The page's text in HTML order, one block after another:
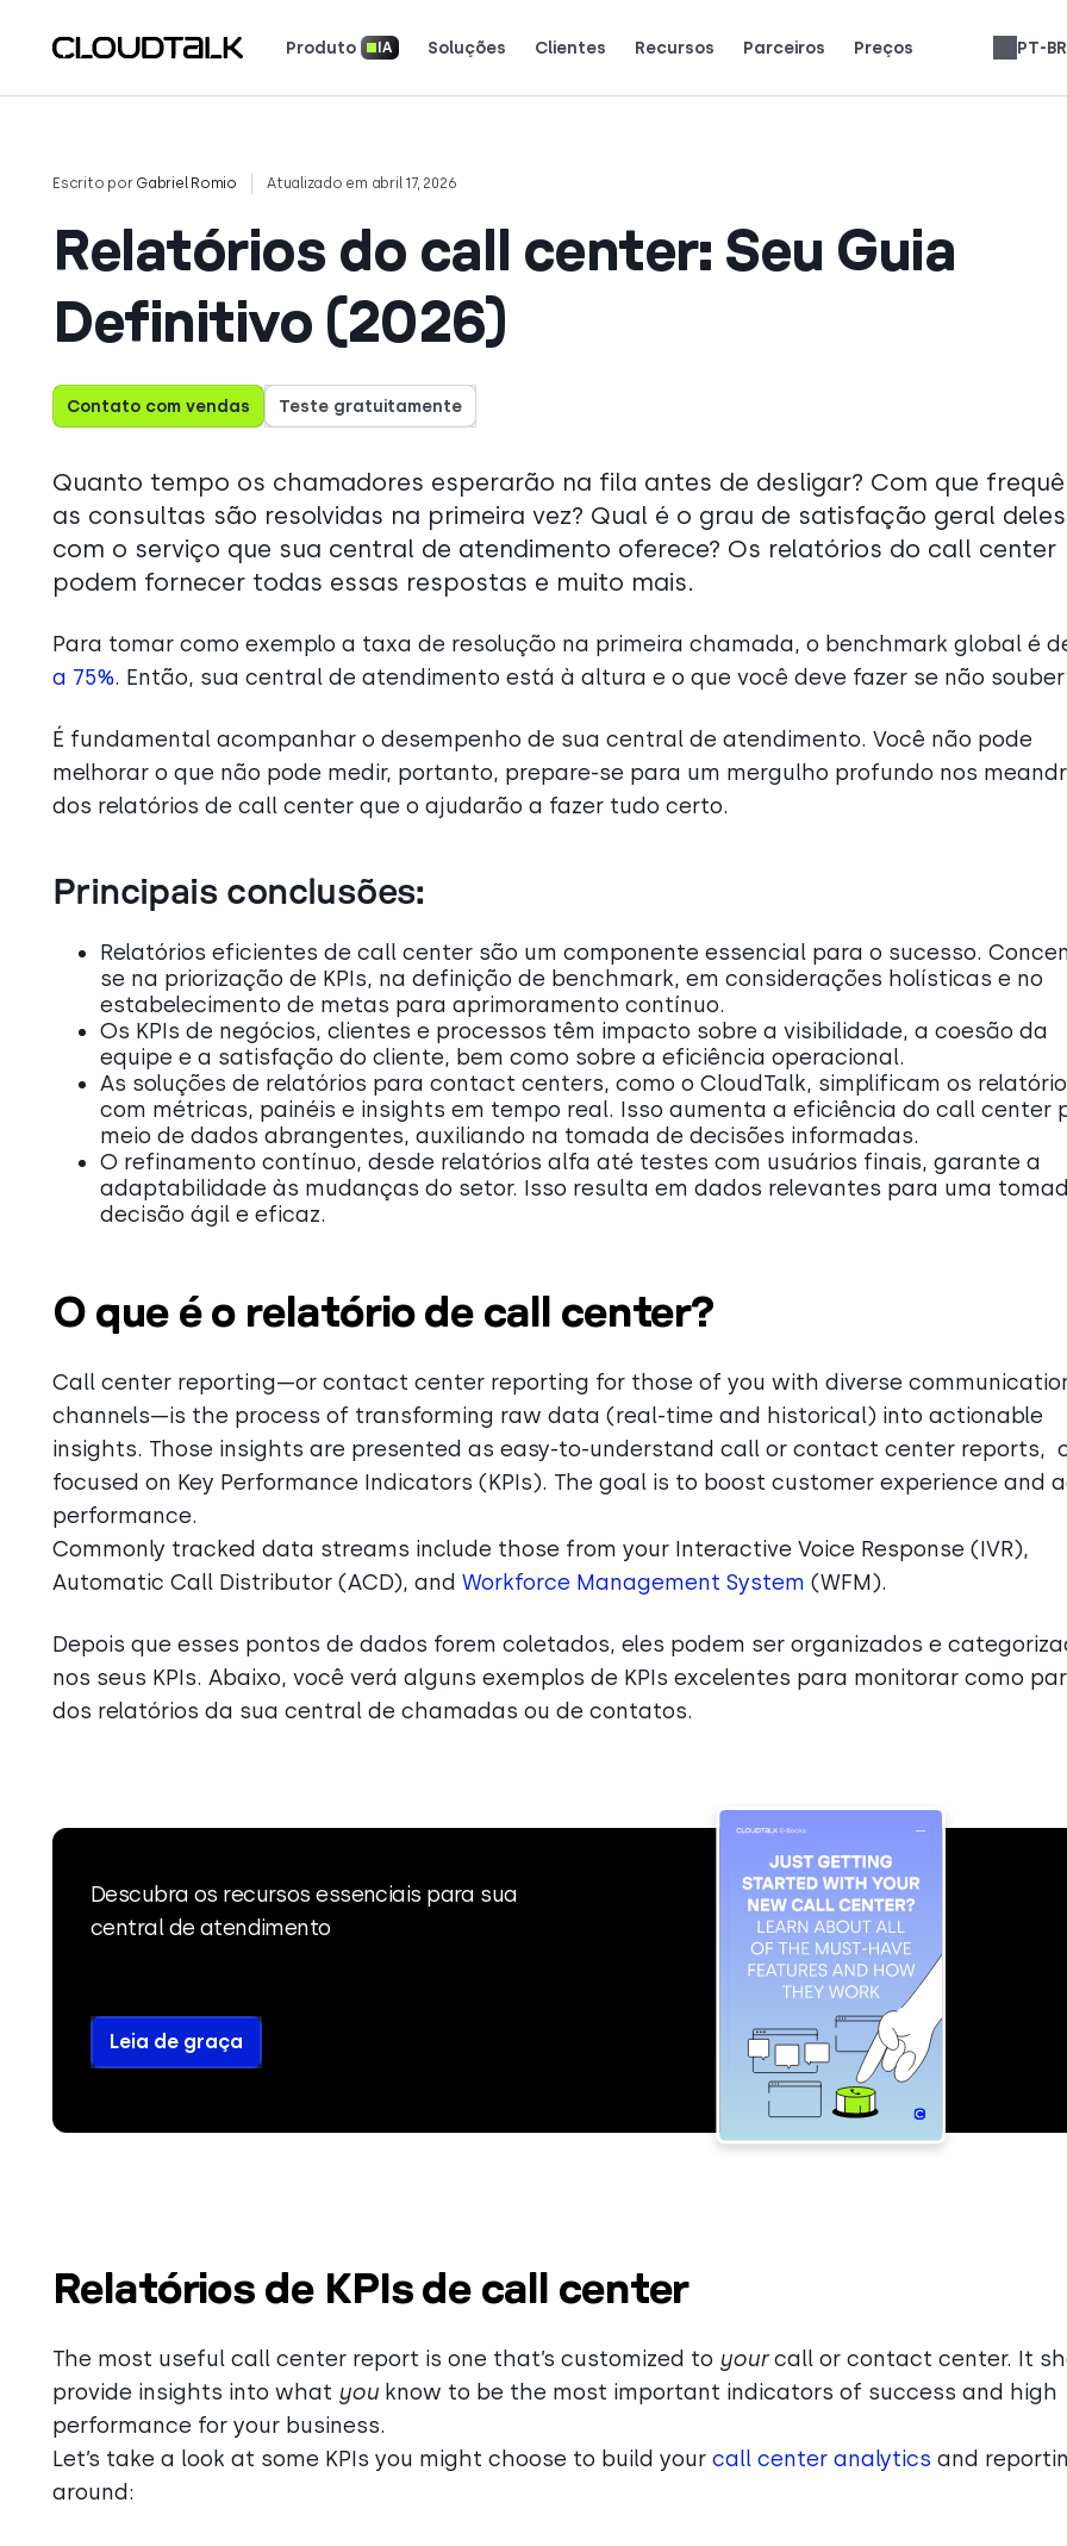
Produto IA Soluções Clientes Recursos Parceiros Preços PT-BR
Escrito por Gabriel Romio Atualizado em abril 17, 2026
Relatórios do call center: Seu Guia
Definitivo (2026)
Contato com vendas Teste gratuitamente
Quanto tempo os chamadores esperarão na fila antes de desligar? Com que
as consultas são resolvidas na primeira vez? Qual é o grau de satisfação geral deles
com o serviço que sua central de atendimento oferece? Os relatórios do call center
podem fornecer todas essas respostas e muito mais.
Para tomar como exemplo a taxa de resolução na primeira chamada, o benchmark global é
a 75%. Então, sua central de atendimento está à altura e o que você deve fazer se não
É fundamental acompanhar o desempenho de sua central de atendimento. Você não pode
melhorar o que não pode medir, portanto, prepare-se para um mergulho profundo nos
dos relatórios de call center que o ajudarão a fazer tudo certo.
Principais conclusões:
Relatórios eficientes de call center são um componente essencial para o sucesso.
se na priorização de KPIs, na definição de benchmark, em considerações holísticas e no
estabelecimento de metas para aprimoramento contínuo.
Os KPIs de negócios, clientes e processos têm impacto sobre a visibilidade, a coesão da
equipe e a satisfação do cliente, bem como sobre a eficiência operacional.
As soluções de relatórios para contact centers, como o CloudTalk, simplificam os
com métricas, painéis e insights em tempo real. Isso aumenta a eficiência do call center
meio de dados abrangentes, auxiliando na tomada de decisões informadas.
O refinamento contínuo, desde relatórios alfa até testes com usuários finais, garante a
adaptabilidade às mudanças do setor. Isso resulta em dados relevantes para uma
decisão ágil e eficaz.
O que é o relatório de call center?
Call center reporting—or contact center reporting for those of you with diverse
channels—is the process of transforming raw data (real-time and historical) into actionable
insights. Those insights are presented as easy-to-understand call or contact center reports,
focused on Key Performance Indicators (KPIs). The goal is to boost customer experience and
performance.
Commonly tracked data streams include those from your Interactive Voice Response (IVR),
Automatic Call Distributor (ACD), and Workforce Management System (WFM).
Depois que esses pontos de dados forem coletados, eles podem ser organizados e
nos seus KPIs. Abaixo, você verá alguns exemplos de KPIs excelentes para monitorar como
dos relatórios da sua central de chamadas ou de contatos.
Descubra os recursos essenciais para sua
central de atendimento
Leia de graça
Relatórios de KPIs de call center
The most useful call center report is one that’s customized to yourcall or contact center. It
provide insights into what you know to be the most important indicators of success and high
performance for your business.
Let’s take a look at some KPIs you might choose to build your call center analytics and
around: